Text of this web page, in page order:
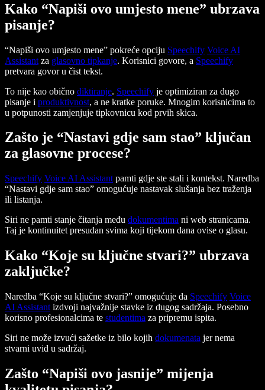
Kako “Napiši ovo umjesto mene” ubrzava
pisanje?
“Napiši ovo umjesto mene” pokreće opciju Speechify Voice AI
Assistant za glasovno tipkanje. Korisnici govore, a Speechify
pretvara govor u čist tekst.
To nije kao obično diktiranje. Speechify je optimiziran za dugo
pisanje i produktivnost, a ne kratke poruke. Mnogim korisnicima to
u potpunosti zamjenjuje tipkovnicu kod prvih skica.
Zašto je “Nastavi gdje sam stao” ključan
za glasovne procese?
Speechify Voice AI Assistant pamti gdje ste stali i kontekst. Naredba
“Nastavi gdje sam stao” omogućuje nastavak slušanja bez traženja
ili listanja.
Siri ne pamti stanje čitanja među dokumentima ni web stranicama.
Taj je kontinuitet presudan svima koji tijekom dana ovise o glasu.
Kako “Koje su ključne stvari?” ubrzava
zaključke?
Naredba “Koje su ključne stvari?” omogućuje da Speechify Voice
AI Assistant izdvoji najvažnije stavke iz dugog sadržaja. Posebno
korisno profesionalcima te studentima za pripremu ispita.
Siri ne može izvući sažetke iz bilo kojih dokumenata jer nema
stvarni uvid u sadržaj.
Zašto “Napiši ovo jasnije” mijenja